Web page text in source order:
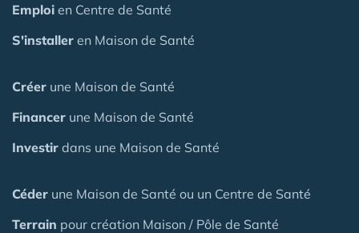
Emploi en Centre de Santé
S'installer en Maison de Santé
Créer une Maison de Santé
Financer une Maison de Santé
Investir dans une Maison de Santé
Céder une Maison de Santé ou un Centre de Santé
Terrain pour création Maison / Pôle de Santé